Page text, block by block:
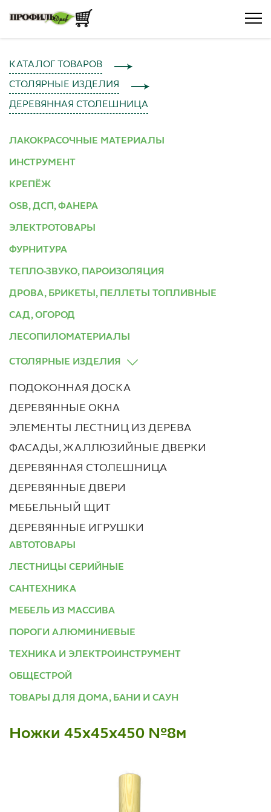
КАТАЛОГ ТОВАРОВ
СТОЛЯРНЫЕ ИЗДЕЛИЯ
ДЕРЕВЯННАЯ СТОЛЕШНИЦА
ЛАКОКРАСОЧНЫЕ МАТЕРИАЛЫ
ИНСТРУМЕНТ
КРЕПЁЖ
OSB, ДСП, ФАНЕРА
ЭЛЕКТРОТОВАРЫ
ФУРНИТУРА
ТЕПЛО-ЗВУКО, ПАРОИЗОЛЯЦИЯ
ДРОВА, БРИКЕТЫ, ПЕЛЛЕТЫ ТОПЛИВНЫЕ
САД, ОГОРОД
ЛЕСОПИЛОМАТЕРИАЛЫ
СТОЛЯРНЫЕ ИЗДЕЛИЯ
ПОДОКОННАЯ ДОСКА
ДЕРЕВЯННЫЕ ОКНА
ЭЛЕМЕНТЫ ЛЕСТНИЦ ИЗ ДЕРЕВА
ФАСАДЫ, ЖАЛЛЮЗИЙНЫЕ ДВЕРКИ
ДЕРЕВЯННАЯ СТОЛЕШНИЦА
ДЕРЕВЯННЫЕ ДВЕРИ
МЕБЕЛЬНЫЙ ЩИТ
ДЕРЕВЯННЫЕ ИГРУШКИ
АВТОТОВАРЫ
ЛЕСТНИЦЫ СЕРИЙНЫЕ
САНТЕХНИКА
МЕБЕЛЬ ИЗ МАССИВА
ПОРОГИ АЛЮМИНИЕВЫЕ
ТЕХНИКА И ЭЛЕКТРОИНСТРУМЕНТ
ОБЩЕСТРОЙ
ТОВАРЫ ДЛЯ ДОМА, БАНИ И САУН
Ножки 45х45х450 №8м